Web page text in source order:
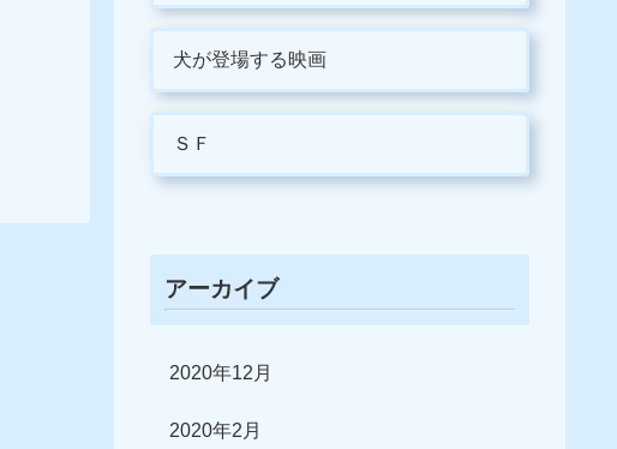
犬が登場する映画
ＳＦ
アーカイブ
2020年12月
2020年2月